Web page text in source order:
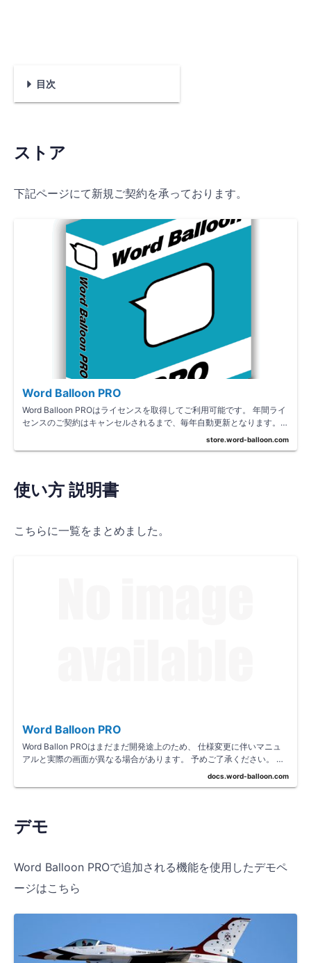
目次
1ストア
2使い方 説明書
3デモ
4よくあるご質問 (FAQ)
5不具合などのお問い合わせ
ストア
下記ページにて新規ご契約を承っております。
Word Balloon PRO
Word Balloon PROはライセンスを取得してご利用可能です。 年間ライ
センスのご契約はキャンセルされるまで、毎年自動更新となります。
store.word-balloon.com
使い方 説明書
こちらに一覧をまとめました。
Word Balloon PRO
Word Ballon PROはまだまだ開発途上のため、 仕様変更に伴いマニュ
アルと実際の画面が異なる場合があります。 予めご了承ください。 イ
docs.word-balloon.com
デモ
Word Balloon PROで追加される機能を使用したデモペ
ージはこちら